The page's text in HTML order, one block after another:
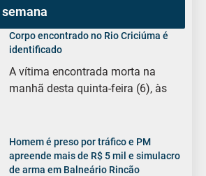
Corpo encontrado no Rio Criciúma é
identificado
A vítima encontrada morta na
manhã desta quinta-feira (6), às
Homem é preso por tráfico e PM
apreende mais de R$ 5 mil e simulacro
de arma em Balneário Rincão